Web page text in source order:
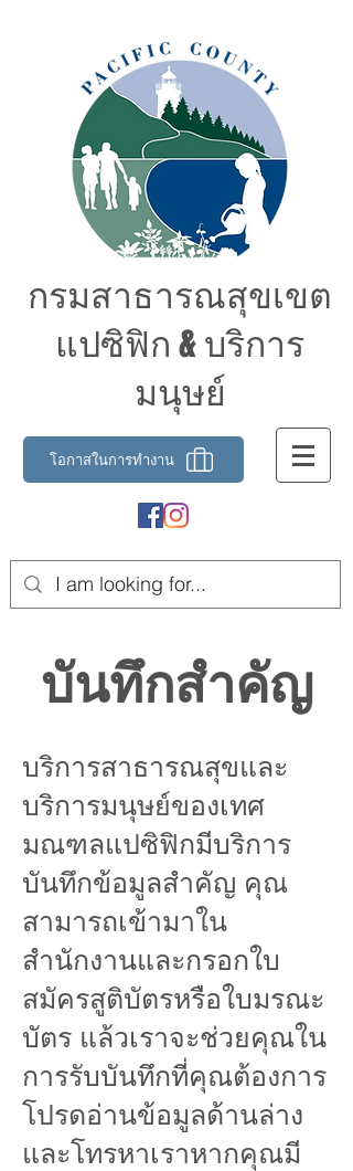
กรมสาธารณสุขเขต
แปซิฟิก & บริการ
มนุษย์
โอกาสในการทำงาน
บันทึกสำคัญ
บริการสาธารณสุขและ
บริการมนุษย์ของเทศ
มณฑลแปซิฟิกมีบริการ
บันทึกข้อมูลสำคัญ คุณ
สามารถเข้ามาใน
สำนักงานและกรอกใบ
สมัครสูติบัตรหรือใบมรณะ
บัตร แล้วเราจะช่วยคุณใน
การรับบันทึกที่คุณต้องการ
โปรดอ่านข้อมูลด้านล่าง
และโทรหาเราหากคุณมี